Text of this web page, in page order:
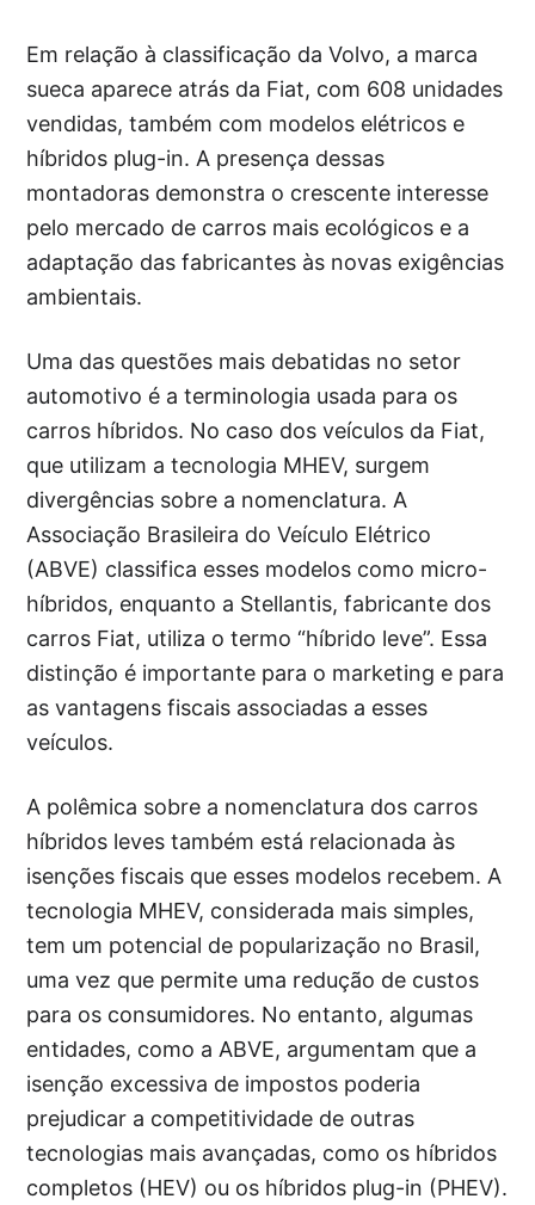
Em relação à classificação da Volvo, a marca
sueca aparece atrás da Fiat, com 608 unidades
vendidas, também com modelos elétricos e
híbridos plug-in. A presença dessas
montadoras demonstra o crescente interesse
pelo mercado de carros mais ecológicos e a
adaptação das fabricantes às novas exigências
ambientais.
Uma das questões mais debatidas no setor
automotivo é a terminologia usada para os
carros híbridos. No caso dos veículos da Fiat,
que utilizam a tecnologia MHEV, surgem
divergências sobre a nomenclatura. A
Associação Brasileira do Veículo Elétrico
(ABVE) classifica esses modelos como micro-
híbridos, enquanto a Stellantis, fabricante dos
carros Fiat, utiliza o termo “híbrido leve”. Essa
distinção é importante para o marketing e para
as vantagens fiscais associadas a esses
veículos.
A polêmica sobre a nomenclatura dos carros
híbridos leves também está relacionada às
isenções fiscais que esses modelos recebem. A
tecnologia MHEV, considerada mais simples,
tem um potencial de popularização no Brasil,
uma vez que permite uma redução de custos
para os consumidores. No entanto, algumas
entidades, como a ABVE, argumentam que a
isenção excessiva de impostos poderia
prejudicar a competitividade de outras
tecnologias mais avançadas, como os híbridos
completos (HEV) ou os híbridos plug-in (PHEV).